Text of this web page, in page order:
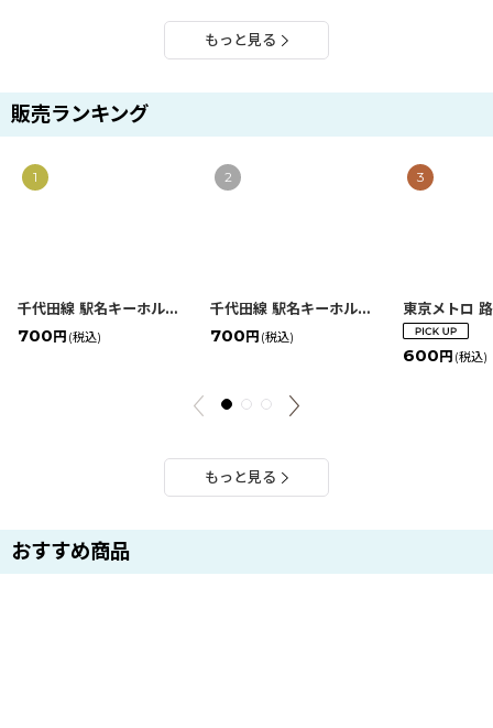
もっと見る
販売ランキング
1
千代田線 駅名キーホルダー（乃木坂） [4560428638026]
700 円 (税込)
2
千代田線 駅名キーホルダー（明治神宮前〈原宿〉）
700 円 (税込)
3
600 円 (税込)
もっと見る
おすすめ商品